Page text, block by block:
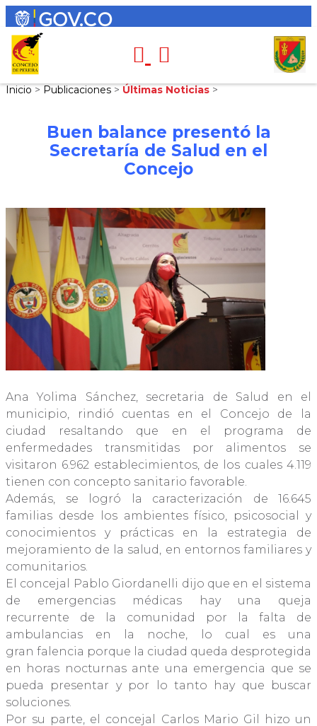
Inicio > Publicaciones > Últimas Noticias >
Buen balance presentó la
Secretaría de Salud en el
Concejo
Ana Yolima Sánchez, secretaria de Salud en el
municipio, rindió cuentas en el Concejo de la
ciudad resaltando que en el programa de
enfermedades transmitidas por alimentos se
visitaron 6.962 establecimientos, de los cuales 4.119
tienen con concepto sanitario favorable.
Además, se logró la caracterización de 16.645
familias desde los ambientes físico, psicosocial y
conocimientos y prácticas en la estrategia de
mejoramiento de la salud, en entornos familiares y
comunitarios.
El concejal Pablo Giordanelli dijo que en el sistema
de emergencias médicas hay una queja
recurrente de la comunidad por la falta de
ambulancias en la noche, lo cual es una
gran falencia porque la ciudad queda desprotegida
en horas nocturnas ante una emergencia que se
pueda presentar y por lo tanto hay que buscar
soluciones.
Por su parte, el concejal Carlos Mario Gil hizo un